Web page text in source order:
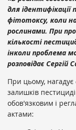
для
фітотоксу, коли
рослинами. При
кількості
інколи проблема
розповідає Сергій
При цьому, нагадує
залишків
обов'язковим і
актами: